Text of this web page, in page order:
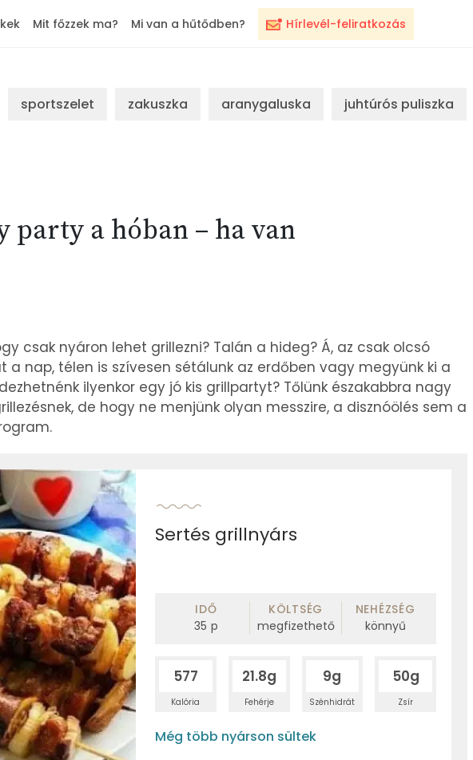
Hírlevél-feliratkozás
Mit főzzek ma? Mi van a hűtődben?
sportszelet zakuszka aranygaluska juhtúrós puliszka
party a hóban – ha van
csak nyáron lehet grillezni? Talán a hideg? Á, az csak olcsó
a nap, télen is szívesen sétálunk az erdőben vagy megyünk ki a
ilyenkor egy jó kis grillpartyt? Tőlünk északabbra nagy
de hogy ne menjünk olyan messzire, a disznóölés sem a
Sertés grillnyárs
IDŐ
35 p
KÖLTSÉG
megfizethető
NEHÉZSÉG
könnyű
577
Kalória
21.8g
Fehérje
9g
Szénhidrát
50g
Zsír
Még több nyárson sültek